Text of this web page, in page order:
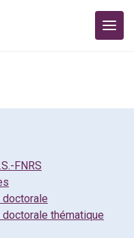
FNRS
doctorale
thématique